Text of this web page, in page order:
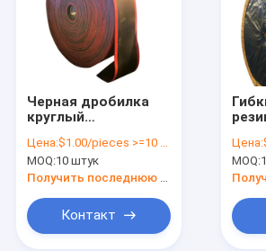
Ролики
О Компании
контактные данные
Новости
Черная дробилка
круглый
нейлоновый
конвейер NN100 для
производства OEM /
Цена:$1.00/pieces >=10 pieces
MOQ:10 штук
Получить последнюю цену
Контакт
Цена:
MOQ: